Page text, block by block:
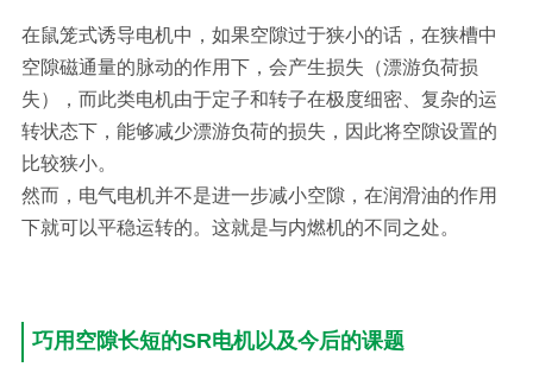
在鼠笼式诱导电机中，如果空隙过于狭小的话，在狭槽中
空隙磁通量的脉动的作用下，会产生损失（漂游负荷损
失），而此类电机由于定子和转子在极度细密、复杂的运
转状态下，能够减少漂游负荷的损失，因此将空隙设置的
比较狭小。
然而，电气电机并不是进一步减小空隙，在润滑油的作用
下就可以平稳运转的。这就是与内燃机的不同之处。
巧用空隙长短的SR电机以及今后的课题